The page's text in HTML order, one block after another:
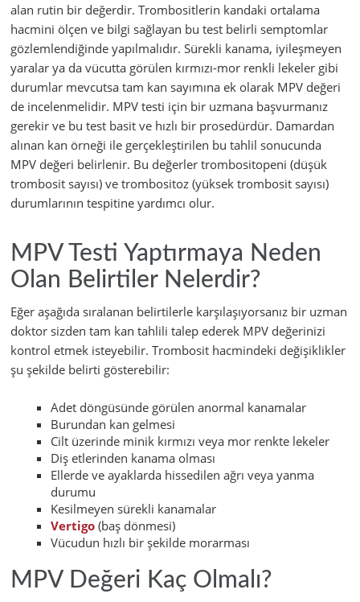
alan rutin bir değerdir. Trombositlerin kandaki ortalama
hacmini ölçen ve bilgi sağlayan bu test belirli semptomlar
gözlemlendiğinde yapılmalıdır. Sürekli kanama, iyileşmeyen
yaralar ya da vücutta görülen kırmızı-mor renkli lekeler gibi
durumlar mevcutsa tam kan sayımına ek olarak MPV değeri
de incelenmelidir. MPV testi için bir uzmana başvurmanız
gerekir ve bu test basit ve hızlı bir prosedürdür. Damardan
alınan kan örneği ile gerçekleştirilen bu tahlil sonucunda
MPV değeri belirlenir. Bu değerler trombositopeni (düşük
trombosit sayısı) ve trombositoz (yüksek trombosit sayısı)
durumlarının tespitine yardımcı olur.
MPV Testi Yaptırmaya Neden
Olan Belirtiler Nelerdir?
Eğer aşağıda sıralanan belirtilerle karşılaşıyorsanız bir uzman
doktor sizden tam kan tahlili talep ederek MPV değerinizi
kontrol etmek isteyebilir. Trombosit hacmindeki değişiklikler
şu şekilde belirti gösterebilir:
Adet döngüsünde görülen anormal kanamalar
Burundan kan gelmesi
Cilt üzerinde minik kırmızı veya mor renkte lekeler
Diş etlerinden kanama olması
Ellerde ve ayaklarda hissedilen ağrı veya yanma
durumu
Kesilmeyen sürekli kanamalar
Vertigo (baş dönmesi)
Vücudun hızlı bir şekilde morarması
MPV Değeri Kaç Olmalı?